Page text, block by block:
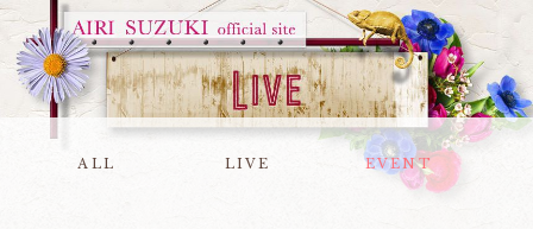
ALL LIVE EVENT